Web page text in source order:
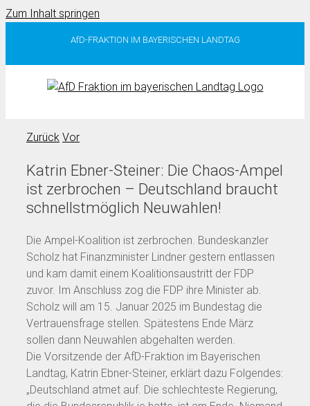
Zum Inhalt springen
AfD-FRAKTION IM BAYERISCHEN LANDTAG
Zurück Vor
Katrin Ebner-Steiner: Die Chaos-Ampel
ist zerbrochen – Deutschland braucht
schnellstmöglich Neuwahlen!
Die Ampel-Koalition ist zerbrochen. Bundeskanzler
Scholz hat Finanzminister Lindner gestern entlassen
und kam damit einem Koalitionsaustritt der FDP
zuvor. Im Anschluss zog die FDP ihre Minister ab.
Scholz will am 15. Januar 2025 im Bundestag die
Vertrauensfrage stellen. Spätestens Ende März
sollen dann Neuwahlen abgehalten werden.
Die Vorsitzende der AfD-Fraktion im Bayerischen
Landtag, Katrin Ebner-Steiner, erklärt dazu Folgendes:
„Deutschland atmet auf. Die schlechteste Regierung,